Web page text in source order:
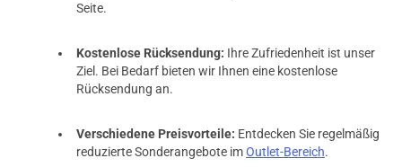
Seite.
Kostenlose Rücksendung: Ihre Zufriedenheit ist unser
Ziel. Bei Bedarf bieten wir Ihnen eine kostenlose
Rücksendung an.
Verschiedene Preisvorteile: Entdecken Sie regelmäßig
reduzierte Sonderangebote imOutlet-Bereich.